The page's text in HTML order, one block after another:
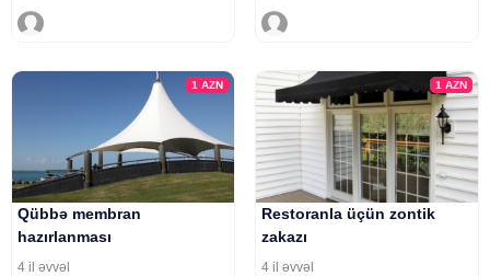
1AZN
Qübbə membran
hazırlanması
4 il əvvəl
1 AZN
Restoranla üçün zontik
zakazı
4 il əvvəl